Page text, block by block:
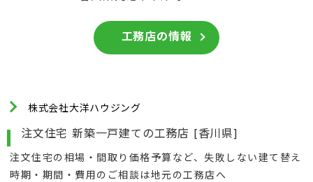
工務店の情報
株式会社大洋ハウジング
注文住宅 新築一戸建ての工務店 [香川県]
注文住宅の相場・間取り価格予算など、失敗しない建て替え
時期・期間・費用のご相談は地元の工務店へ